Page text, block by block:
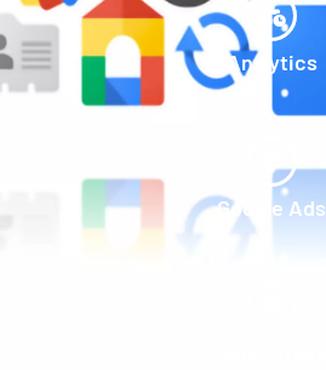
Analytics
Google Ads